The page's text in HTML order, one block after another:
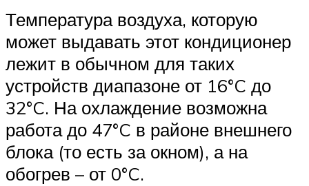
Температура воздуха, которую
может выдавать этот кондиционер
лежит в обычном для таких
устройств диапазоне от 16°C до
32°C. На охлаждение возможна
работа до 47°C в районе внешнего
блока (то есть за окном), а на
обогрев – от 0°C.